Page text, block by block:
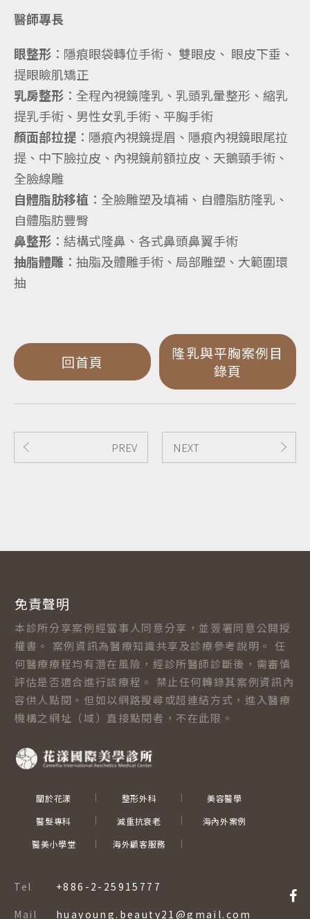
醫師專長
眼整形 ：隱痕眼袋轉位手術、 雙眼皮、 眼皮下垂、
提眼瞼肌矯正
乳房整形 ：全程內視鏡隆乳、乳頭乳暈整形、縮乳
提乳手術、男性女乳手術、平胸手術
顏面部拉提 ：隱痕內視鏡提眉、隱痕內視鏡眼尾拉
提、中下臉拉皮、內視鏡前額拉皮、天鵝頸手術、
全臉線雕
自體脂肪移植 ：全臉雕塑及填補、自體脂肪隆乳、
自體脂肪豐臀
鼻整形 ：結構式隆鼻、各式鼻頭鼻翼手術
抽脂體雕 ：抽脂及體雕手術、局部雕塑、大範圍環
抽
回首頁
隆乳與平胸案例目
錄頁
PREV NEXT
免責聲明
本診所分享案例經當事人同意分享，並簽署同意公開授
權書。 案例資訊為醫療知識共享及診療參考說明。 任
何醫療療程均有潛在風險，經診所醫師診斷後，需審慎
評估是否適合進行該療程。 禁止任何轉錄其案例資訊內
容供人點閱。但如以網路搜尋或超連結方式，進入醫療
機構之網址（域）直接點閱者，不在此限。
關於花漾 整形外科
美容醫學
醫髮專科
減重抗衰老
海內外案例
醫美小學堂
海外顧客服務
Tel
+886-2-25915777
Mail
huayoung.beauty21@gmail.com